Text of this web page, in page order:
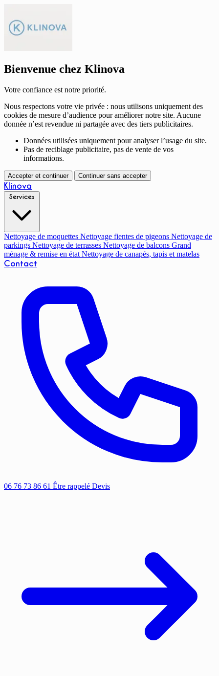
Bienvenue chez Klinova
Votre confiance est notre priorité.
Nous respectons votre vie privée : nous utilisons uniquement des
cookies de mesure d’audience pour améliorer notre site. Aucune
donnée n’est revendue ni partagée avec des tiers publicitaires.
Données utilisées uniquement pour analyser l’usage du site.
Pas de reciblage publicitaire, pas de vente de vos
informations.
Accepter et continuer Continuer sans accepter
Klinova
Nettoyage de moquettes Nettoyage fientes de pigeons Nettoyage de
parkings Nettoyage de terrasses Nettoyage de balcons Grand
ménage & remise en état Nettoyage de canapés, tapis et matelas
Contact
06 76 73 86 61 Être rappelé Devis